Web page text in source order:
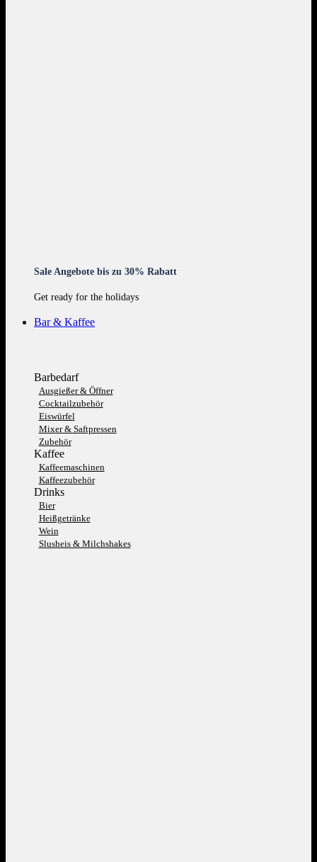
Sale Angebote bis zu 30% Rabatt
Get ready for the holidays
Bar & Kaffee
Barbedarf
Ausgießer & Öffner
Cocktailzubehör
Eiswürfel
Mixer & Saftpressen
Zubehör
Kaffee
Kaffeemaschinen
Kaffeezubehör
Drinks
Bier
Heißgetränke
Wein
Slusheis & Milchshakes